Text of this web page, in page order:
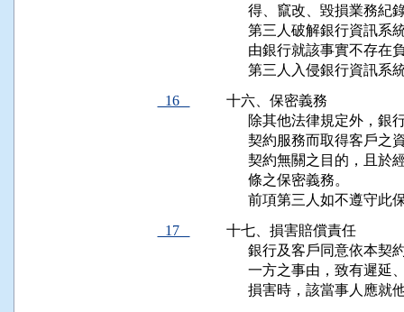
得、竄改、毀損業務
第三人破解銀行資訊
由銀行就該事實不存在
第三人入侵銀行資訊
16
十六、保密義務
除其他法律規定外，
契約服務而取得客戶
契約無關之目的，且
      條之保密義務。
前項第三人如不遵守
17
十七、損害賠償責任
銀行及客戶同意依本
一方之事由，致有遲
損害時，該當事人應